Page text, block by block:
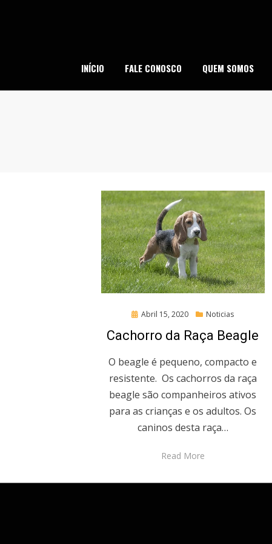
INÍCIO FALE CONOSCO QUEM SOMOS
Posted
Abril 15, 2020 Noticias
Cachorro da Raça Beagle
O beagle é pequeno, compacto e
resistente. Os cachorros da raça
beagle são companheiros ativos
para as crianças e os adultos. Os
caninos desta raça…
Read More